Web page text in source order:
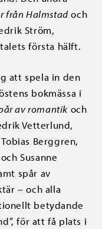
från Halmstadoch
Ström,
första hälft.
att spela in den
bokmässa i
av romantik och
Vetterlund,
Berggren,
Susanne
spår av
– och alla
betydande
för att få plats i